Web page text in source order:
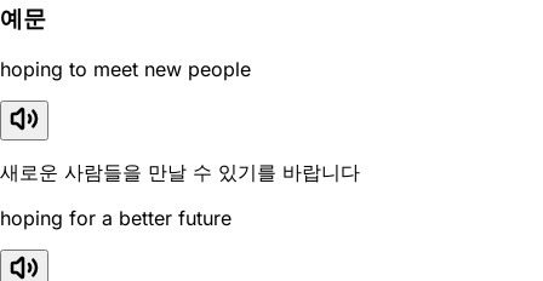
예문
hoping to meet new people
새로운 사람들을 만날 수 있기를 바랍니다
hoping for a better future